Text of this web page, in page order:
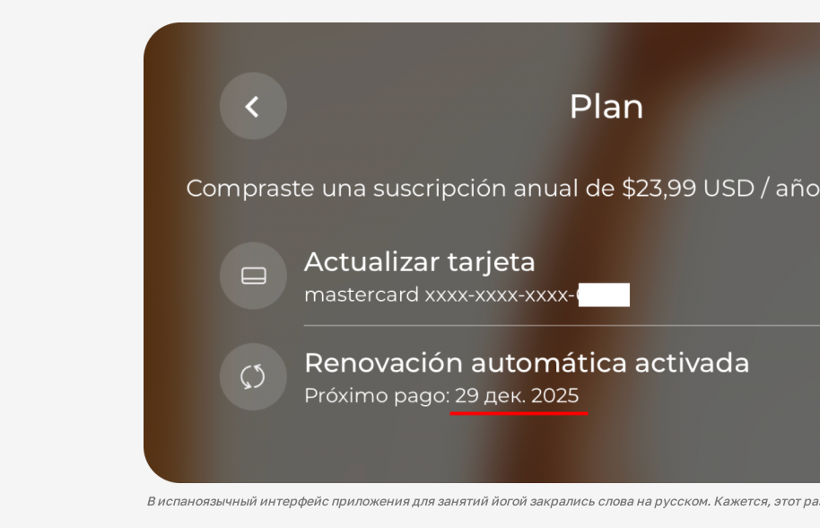
В испаноязычный интерфейс приложения для занятий йогой закрались слова на русском. Кажется, этот